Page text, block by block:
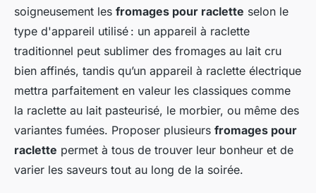
soigneusement les fromages pour raclette selon le
type d'appareil utilisé : un appareil à raclette
traditionnel peut sublimer des fromages au lait cru
bien affinés, tandis qu’un appareil à raclette électrique
mettra parfaitement en valeur les classiques comme
la raclette au lait pasteurisé, le morbier, ou même des
variantes fumées. Proposer plusieurs fromages pour
raclette permet à tous de trouver leur bonheur et de
varier les saveurs tout au long de la soirée.